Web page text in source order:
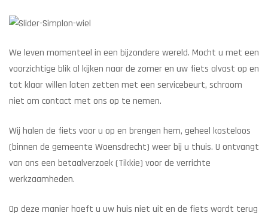
We leven momenteel in een bijzondere wereld. Mocht u met een
voorzichtige blik al kijken naar de zomer en uw fiets alvast op en
tot klaar willen laten zetten met een servicebeurt, schroom
niet om contact met ons op te nemen.
Wij halen de fiets voor u op en brengen hem, geheel kosteloos
(binnen de gemeente Woensdrecht) weer bij u thuis. U ontvangt
van ons een betaalverzoek (Tikkie) voor de verrichte
werkzaamheden.
Op deze manier hoeft u uw huis niet uit en de fiets wordt terug